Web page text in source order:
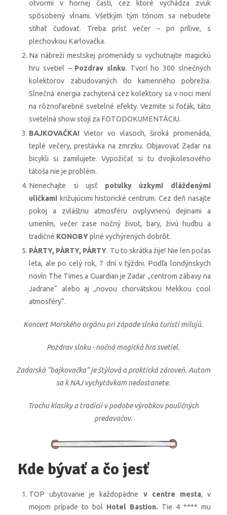
otvormi v hornej časti, cez ktoré vychádza zvuk
spôsobený vlnami. Všetkým tým tónom sa nebudete
stíhať čudovať. Treba prísť večer – pri prílive, s
plechovkou Karlovačka.
Na nábreží mestskej promenády si vychutnajte magickú
hru svetiel –Pozdrav slnku. Tvorí ho 300 slnečných
kolektorov zabudovaných do kamenného pobrežia.
Slnečná energia zachytená cez kolektory sa v noci mení
na rôznofarebné svetelné efekty. Vezmite si foťák, táto
svetelná show stojí za FOTODOKUMENTÁCIU.
BAJKOVAČKA! Vietor vo vlasoch, široká promenáda,
teplé večery, prestávka na zmrzku. Objavovať Zadar na
bicykli si zamilujete. Vypožičať si tu dvojkolesového
tátoša nie je problém.
Nenechajte si ujsť potulky úzkymi dláždenými
uličkami križujúcimi historické centrum. Cez deň nasajte
pokoj a zvláštnu atmosféru ovplyvnenú dejinami a
umením, večer zase nočný život, bary, živú hudbu a
tradičné KONOBYplné vychýrených dobrôt.
PÁRTY, PÁRTY, PÁRTY. Tu to skrátka žije! Nie len počas
leta, ale po celý rok, 7 dní v týždni. Podľa londýnskych
novín The Times a Guardian je Zadar „centrom zábavy na
Jadrane“ alebo aj „novou chorvátskou Mekkou cool
atmosféry“.
Koncert Morského orgánu pri západe slnka turisti milujú.
Pozdrav slnku - nočná magická hra svetiel.
Zadarská “bajkovačka” je štýlová a praktická zároveň. Autom
sa k NAJ vychytávkam nedostanete.
Trochu klasiky a tradícií v podobe výrobkov pouličných
predavačov.
Kde bývať a čo jesť
TOP ubytovanie je každopádne v centre mesta, v
mojom prípade to bol Hotel Bastion. Tie 4 **** mu